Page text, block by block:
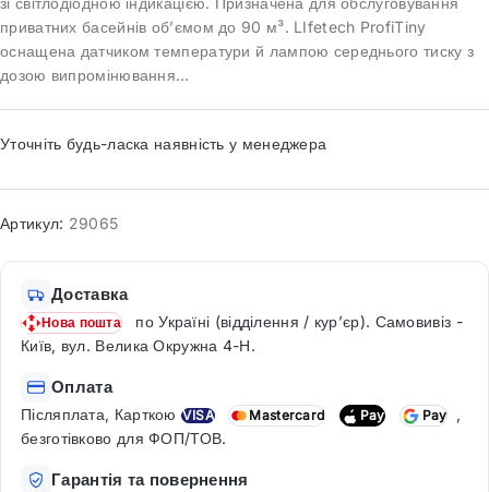
приватних басейнів об’ємом до 90 м³. LIfetech ProfiTiny
оснащена датчиком температури й лампою середнього тиску з
дозою випромінювання…
Уточніть будь-ласка наявність у менеджера
Артикул: 29065
Доставка
Нова пошта
по Україні (відділення / кур’єр). Самовивіз -
Київ, вул. Велика Окружна 4-Н.
Оплата
Післяплата, Карткою VISA Mastercard Pay Pay
,
безготівково для ФОП/ТОВ.
Гарантія та повернення